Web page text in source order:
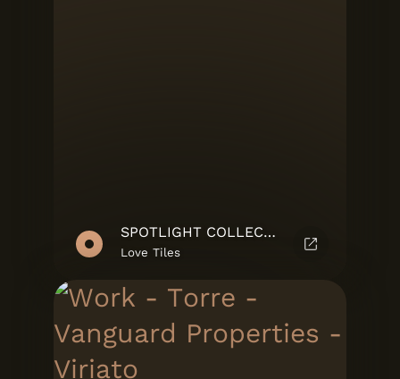
SPOTLIGHT COLLECTION
Love Tiles